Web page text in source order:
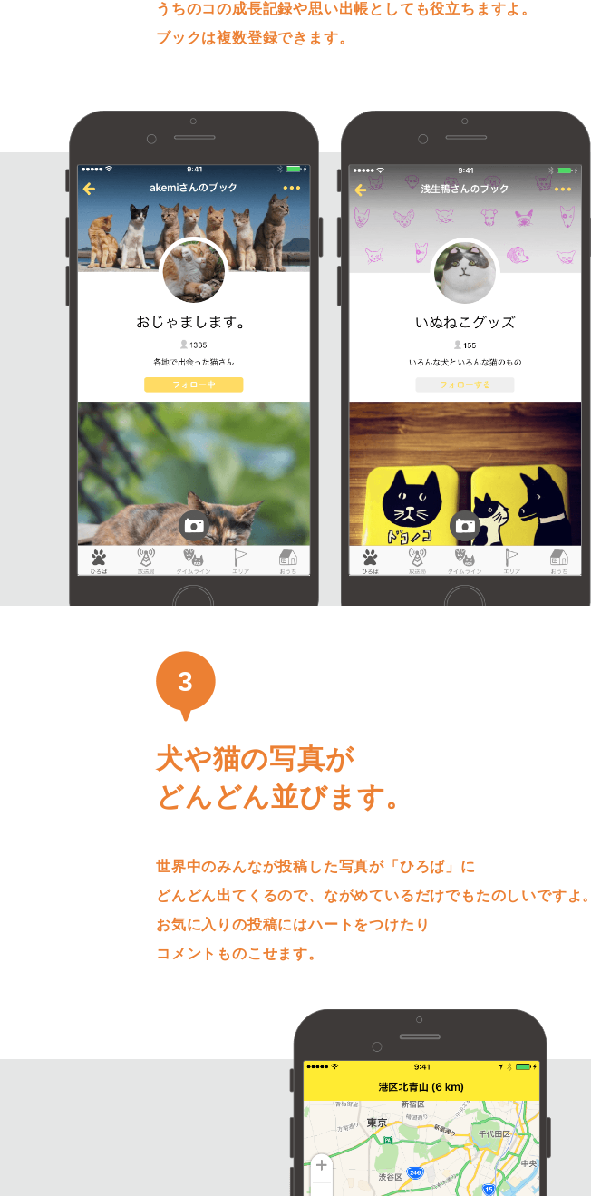
うちのコの成長記録や思い出帳としても役立ちますよ。
ブックは複数登録できます。
3
犬や猫の写真が
どんどん並びます。
世界中のみんなが投稿した写真が「ひろば」に
どんどん出てくるので、ながめているだけでもたのしいですよ。
お気に入りの投稿にはハートをつけたり
コメントものこせます。